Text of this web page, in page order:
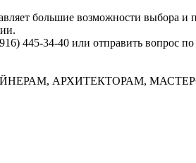
большие возможности выбора и
445-34-40 или отправить вопрос
АРХИТЕКТОРАМ,